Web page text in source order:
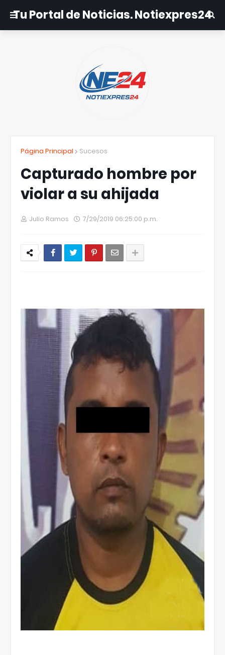
Tu Portal de Noticias. Notiexpres24
Página Principal Sucesos
Capturado hombre por
violar a su ahijada
Julio Ramos 7/29/2019 06:25:00 p.m.